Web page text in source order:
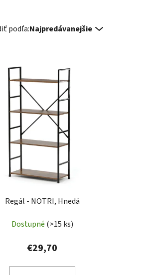
podľa:Najpredávanejšie
Regál - NOTRI, Hnedá
Dostupné (>15 ks)
€29,70